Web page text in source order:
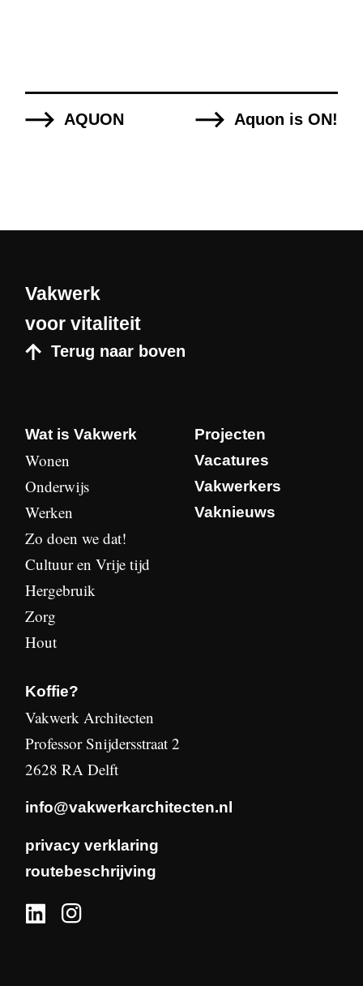
AQUON Aquon is ON!
Vakwerk
voor vitaliteit
Terug naar boven
Wat is Vakwerk
Wonen
Onderwijs
Werken
Zo doen we dat!
Cultuur en Vrije tijd
Hergebruik
Zorg
Hout
Projecten
Vacatures
Vakwerkers
Vaknieuws
Koffie?
Vakwerk Architecten
Professor Snijdersstraat 2
2628 RA Delft
info@vakwerkarchitecten.nl
privacy verklaring
routebeschrijving